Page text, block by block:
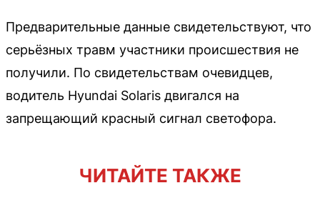
Предварительные данные свидетельствуют, что
серьёзных травм участники происшествия не
получили. По свидетельствам очевидцев,
водитель Hyundai Solaris двигался на
запрещающий красный сигнал светофора.
ЧИТАЙТЕ ТАКЖЕ